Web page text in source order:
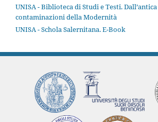
UNISA - Biblioteca di Studi e Testi.
contaminazioni della Modernità
UNISA - Schola Salernitana. E-Book